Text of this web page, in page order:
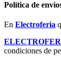
Política de
En Electroferia
condiciones de